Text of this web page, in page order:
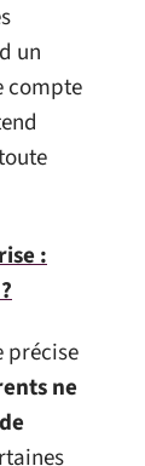
un
compte
:
précise
ne